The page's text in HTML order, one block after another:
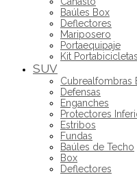
Baúles Box
Deflectores
Mariposero
Portaequipaje
Kit Portabicicletas
SUV
Cubrealfombras
Defensas
Enganches
Protectores
Estribos
Fundas
Baúles de Techo
Box
Deflectores